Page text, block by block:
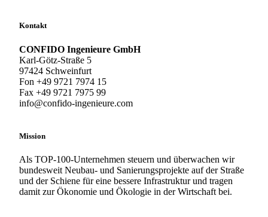
Kontakt
CONFIDO Ingenieure GmbH
Karl-Götz-Straße 5
97424 Schweinfurt
Fon +49 9721 7974 15
Fax +49 9721 7975 99
info@confido-ingenieure.com
Mission
Als TOP-100-Unternehmen steuern und überwachen wir
bundesweit Neubau- und Sanierungsprojekte auf der Straße
und der Schiene für eine bessere Infrastruktur und tragen
damit zur Ökonomie und Ökologie in der Wirtschaft bei.